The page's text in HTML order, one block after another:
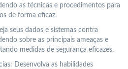
as técnicas e procedimentos para
de forma eficaz.
seus dados e sistemas contra
sobre as principais ameaças e
medidas de segurança eficazes.
Desenvolva as habilidades